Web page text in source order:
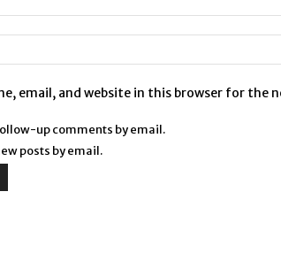
email, and website in this browser for the
up comments by email.
posts by email.